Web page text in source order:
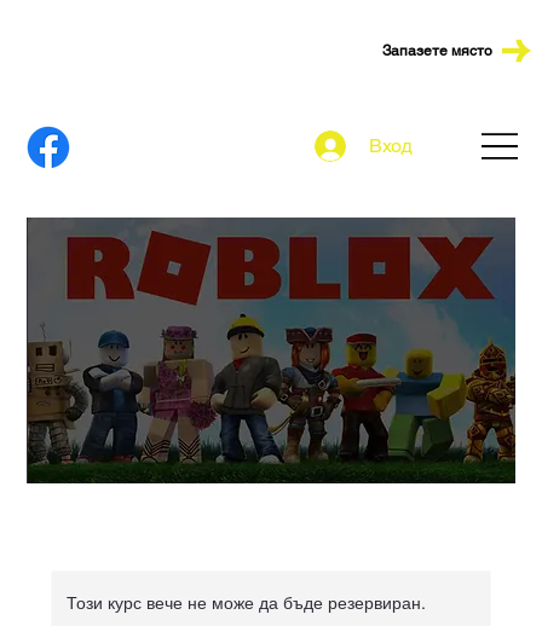
Вход
Запазете място
Този курс вече не може да бъде резервиран.